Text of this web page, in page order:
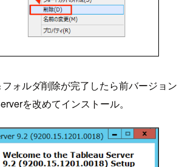
ォルダ削除が完了したら前バージョン
を改めてインストール。